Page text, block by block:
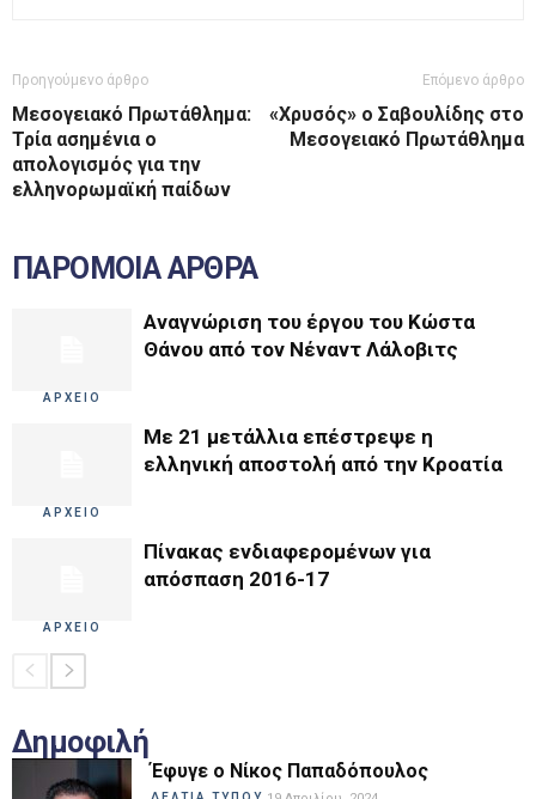
Προηγούμενο άρθρο
Μεσογειακό Πρωτάθλημα:
Τρία ασημένια ο
απολογισμός για την
ελληνορωμαϊκή παίδων
Επόμενο άρθρο
«Χρυσός» ο Σαβουλίδης στο
Μεσογειακό Πρωτάθλημα
ΠΑΡΟΜΟΙΑ ΑΡΘΡΑ
ΑΡΧΕΙΟ
Αναγνώριση του έργου του Κώστα
Θάνου από τον Νέναντ Λάλοβιτς
ΑΡΧΕΙΟ
Με 21 μετάλλια επέστρεψε η
ελληνική αποστολή από την Κροατία
ΑΡΧΕΙΟ
Πίνακας ενδιαφερομένων για
απόσπαση 2016-17
Δημοφιλή
Έφυγε ο Νίκος Παπαδόπουλος